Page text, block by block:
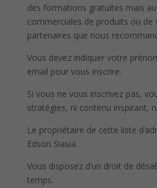
des formations gratuites mais
commerciales de produits ou de
partenaires que nous
Vous devez indiquer votre
email pour vous inscrire.
Si vous ne vous inscrivez pas,
stratégies, ni contenu inspirant,
Le propriétaire de cette liste
Edson Siasia.
Vous disposez d’un droit de
temps.